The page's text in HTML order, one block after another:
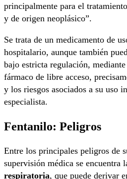
principalmente para el
y de origen neoplásico”.
Se trata de un medicamento de
hospitalario, aunque también
bajo estricta regulación,
fármaco de libre acceso,
y los riesgos asociados a su uso
especialista.
Fentanilo: Peligros
Entre los principales peligros de
supervisión médica se encuentra
respiratoria, que puede derivar